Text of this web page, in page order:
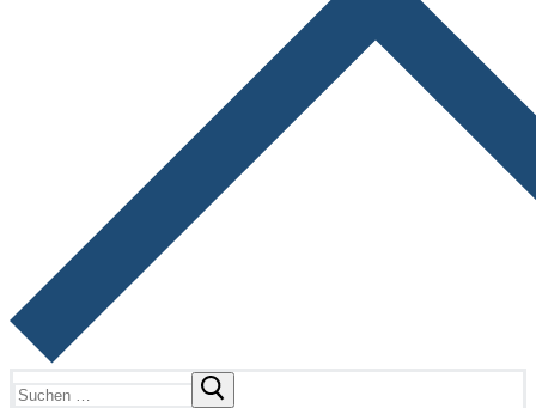
nach: